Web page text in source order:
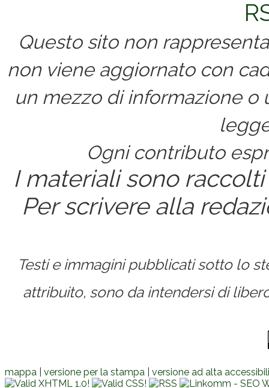
Questo sito non
non viene aggiornato con
un mezzo di informazione
Ogni contributo
I materiali sono
Per scrivere alla
Testi e immagini pubblicati sotto lo
attribuito, sono da intendersi di
mappa versione per la stampa versione ad alta